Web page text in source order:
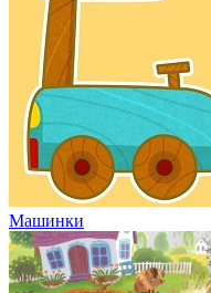
Машинки